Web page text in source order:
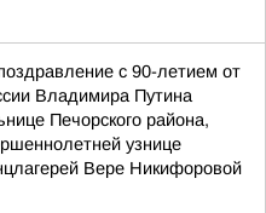
с 90-летием от
Владимира Путина
Печорского района,
узнице
Вере Никифоровой